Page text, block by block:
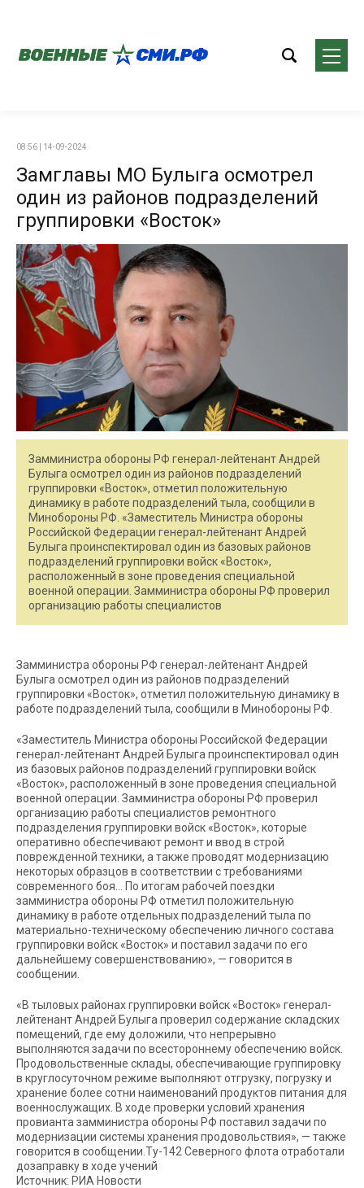
08:56 | 14-09-2024
Замглавы МО Булыга осмотрел
один из районов подразделений
группировки «Восток»
Замминистра обороны РФ генерал-лейтенант Андрей
Булыга осмотрел один из районов подразделений
группировки «Восток», отметил положительную
динамику в работе подразделений тыла, сообщили в
Минобороны РФ. «Заместитель Министра обороны
Российской Федерации генерал-лейтенант Андрей
Булыга проинспектировал один из базовых районов
подразделений группировки войск «Восток»,
расположенный в зоне проведения специальной
военной операции. Замминистра обороны РФ проверил
организацию работы специалистов
Замминистра обороны РФ генерал-лейтенант Андрей
Булыга осмотрел один из районов подразделений
группировки «Восток», отметил положительную динамику в
работе подразделений тыла, сообщили в Минобороны РФ.
«Заместитель Министра обороны Российской Федерации
генерал-лейтенант Андрей Булыга проинспектировал один
из базовых районов подразделений группировки войск
«Восток», расположенный в зоне проведения специальной
военной операции. Замминистра обороны РФ проверил
организацию работы специалистов ремонтного
подразделения группировки войск «Восток», которые
оперативно обеспечивают ремонт и ввод в строй
поврежденной техники, а также проводят модернизацию
некоторых образцов в соответствии с требованиями
современного боя… По итогам рабочей поездки
замминистра обороны РФ отметил положительную
динамику в работе отдельных подразделений тыла по
материально-техническому обеспечению личного состава
группировки войск «Восток» и поставил задачи по его
дальнейшему совершенствованию», — говорится в
сообщении.
«В тыловых районах группировки войск «Восток» генерал-
лейтенант Андрей Булыга проверил содержание складских
помещений, где ему доложили, что непрерывно
выполняются задачи по всестороннему обеспечению войск.
Продовольственные склады, обеспечивающие группировку
в круглосуточном режиме выполняют отгрузку, погрузку и
хранение более сотни наименований продуктов питания для
военнослужащих. В ходе проверки условий хранения
провианта замминистра обороны РФ поставил задачи по
модернизации системы хранения продовольствия», — также
говорится в сообщении.Ту-142 Северного флота отработали
дозаправку в ходе учений
Источник: РИА Новости